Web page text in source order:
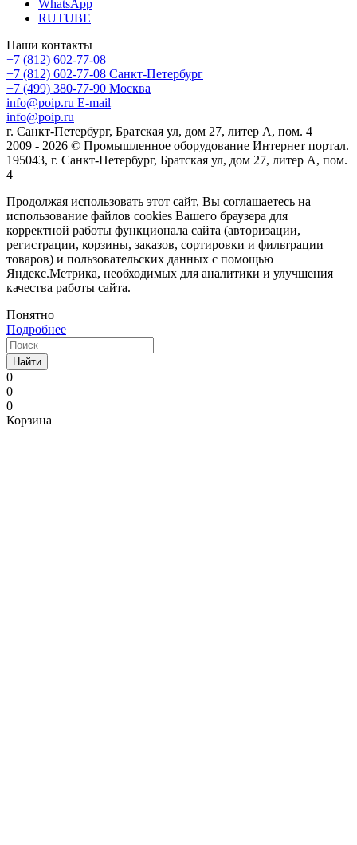
WhatsApp
RUTUBE
Наши контакты
+7 (812) 602-77-08
+7 (812) 602-77-08 Санкт-Петербург
+7 (499) 380-77-90 Москва
info@poip.ru E-mail
info@poip.ru
г. Санкт-Петербург, Братская ул, дом 27, литер А, пом. 4
2009 - 2026 © Промышленное оборудование Интернет портал.
195043, г. Санкт-Петербург, Братская ул, дом 27, литер А, пом.
4
Продолжая использовать этот сайт, Вы соглашаетесь на
использование файлов cookies Вашего браузера для
корректной работы функционала сайта (авторизации,
регистрации, корзины, заказов, сортировки и фильтрации
товаров) и пользовательских данных с помощью
Яндекс.Метрика, необходимых для аналитики и улучшения
качества работы сайта.
Понятно
Подробнее
Найти
0
0
0
Корзина